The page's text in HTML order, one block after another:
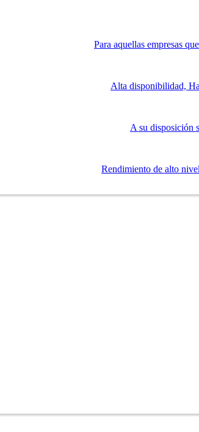
Para aquellas empresas
Alta disponibilidad,
A su disposición
Rendimiento de alto